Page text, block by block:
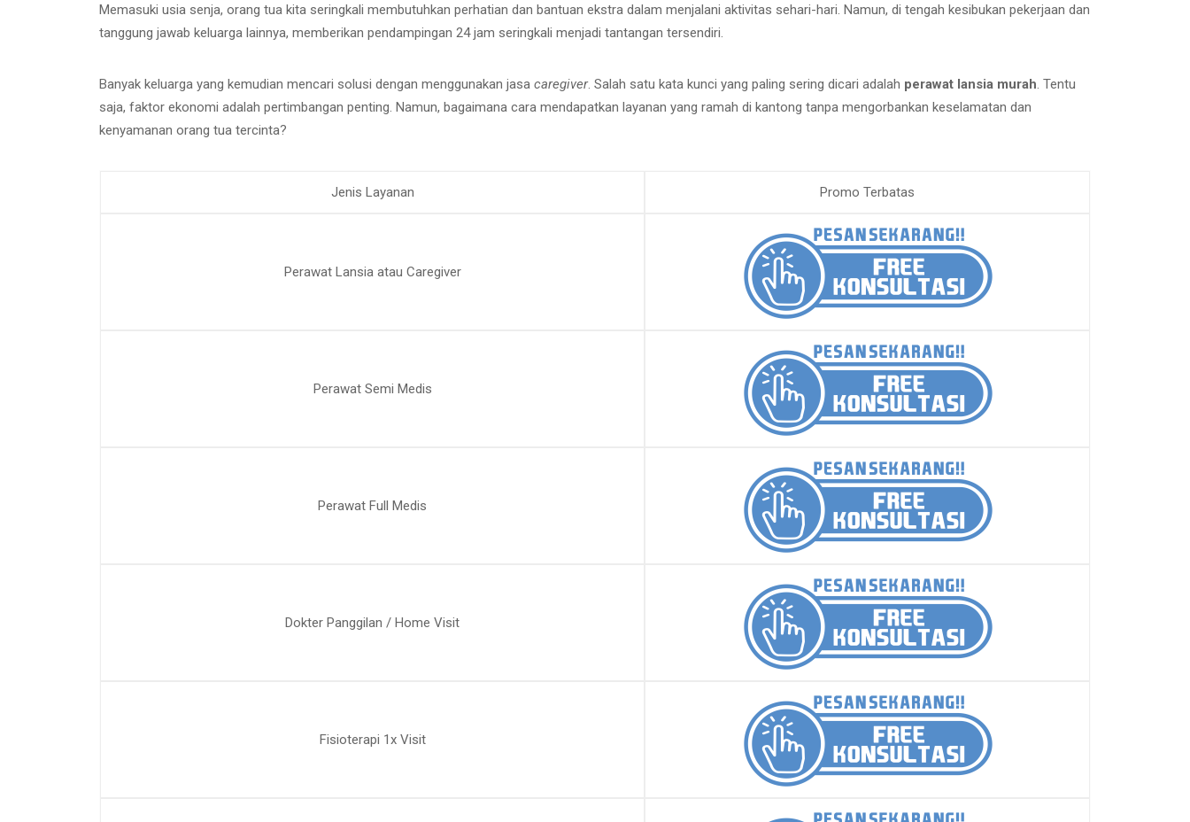
Memasuki usia senja, orang tua kita seringkali membutuhkan perhatian dan bantuan ekstra dalam menjalani aktivitas sehari-hari. Namun, di tengah kesibukan pekerjaan dan
tanggung jawab keluarga lainnya, memberikan pendampingan 24 jam seringkali menjadi tantangan tersendiri.
Banyak keluarga yang kemudian mencari solusi dengan menggunakan jasa caregiver. Salah satu kata kunci yang paling sering dicari adalah perawat lansia murah. Tentu
saja, faktor ekonomi adalah pertimbangan penting. Namun, bagaimana cara mendapatkan layanan yang ramah di kantong tanpa mengorbankan keselamatan dan
kenyamanan orang tua tercinta?
Jenis Layanan Promo Terbatas
Perawat Lansia atau Caregiver
Perawat Semi Medis
Perawat Full Medis
Dokter Panggilan / Home Visit
Fisioterapi 1x Visit